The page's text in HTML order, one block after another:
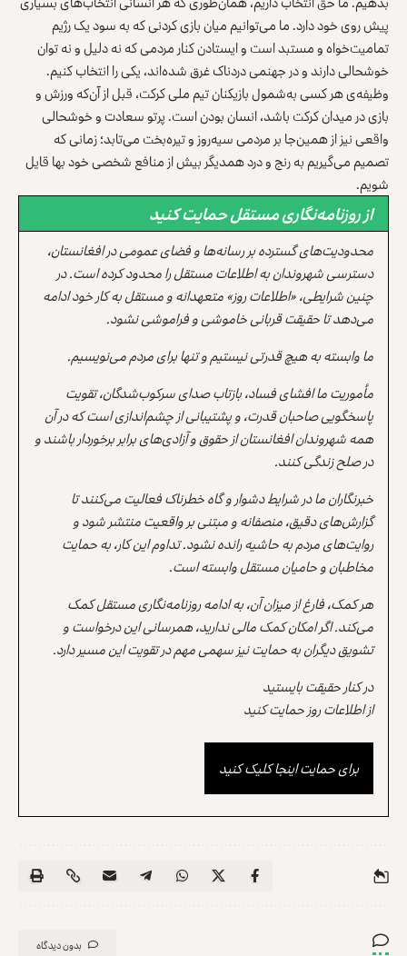
پیش روی خود دارد. ما می‌توانیم میان بازی کردنی که به سود یک رژیم
تمامیت‌خواه و مستبد است و ایستادن کنار مردمی که نه دلیل و نه توان
خوشحالی دارند و در جهنمی دردناک غرق شده‌اند، یکی را انتخاب کنیم.
وظیفه‌ی هر کسی به‌شمول بازیکنان تیم ملی کرکت، قبل از آن‌که ورزش و
بازی در میدان کرکت باشد، انسان بودن است. پرتو سعادت و خوشحالی
واقعی نیز از همین‌جا بر مردمی سیه‌روز و تیره‌بخت می‌تابد؛ زمانی که
تصمیم می‌گیریم به رنج و درد همدیگر بیش از منافع شخصی خود بها قایل
شویم.
از روزنامه‌نگاری مستقل حمایت کنید
محدودیت‌های گسترده بر رسانه‌ها و فضای عمومی در افغانستان،
دسترسی شهروندان به اطلاعات مستقل را محدود کرده است. در
چنین شرایطی، «اطلاعات روز» متعهدانه و مستقل به کار خود ادامه
می‌دهد تا حقیقت قربانی خاموشی و فراموشی نشود.
ما وابسته به هیچ قدرتی نیستیم و تنها برای مردم می‌نویسیم.
مأموریت ما افشای فساد، بازتاب صدای سرکوب‌شدگان، تقویت
پاسخگویی صاحبان قدرت، و پشتیبانی از چشم‌اندازی است که در آن
همه شهروندان افغانستان از حقوق و آزادی‌های برابر برخوردار باشند و
در صلح زندگی کنند.
خبرنگاران ما در شرایط دشوار و گاه خطرناک فعالیت می‌کنند تا
گزارش‌های دقیق، منصفانه و مبتنی بر واقعیت منتشر شود و
روایت‌های مردم به حاشیه رانده نشود. تداوم این کار، به حمایت
مخاطبان و حامیان مستقل وابسته است.
هر کمک، فارغ از میزان آن، به ادامه روزنامه‌نگاری مستقل کمک
می‌کند. اگر امکان کمک مالی ندارید، همرسانی این درخواست و
تشویق دیگران به حمایت نیز سهمی مهم در تقویت این مسیر دارد.
در کنار حقیقت بایستید
از اطلاعات روز حمایت کنید
برای حمایت اینجا کلیک کنید
بدون دیدگاه